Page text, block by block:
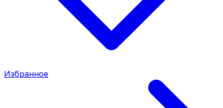
Избранное